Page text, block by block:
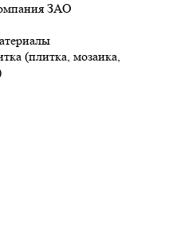
ЗАО
(плитка, мозаика,